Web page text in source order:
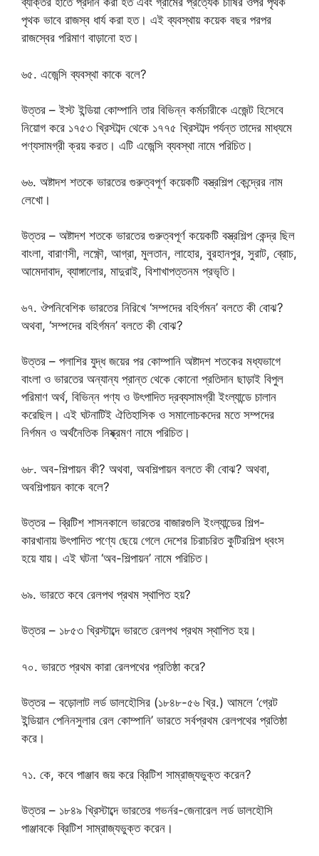
পৃথক ভাবে রাজস্ব ধার্য করা হত। এই ব্যবস্থায় কয়েক বছর পরপর
রাজস্বের পরিমাণ বাড়ানো হত।
৬৫. এজেন্সি ব্যবস্থা কাকে বলে?
উত্তর – ইস্ট ইন্ডিয়া কোম্পানি তার বিভিন্ন কর্মচারীকে এজেন্ট হিসেবে
নিয়োগ করে ১৭৫৩ খ্রিস্টাব্দ থেকে ১৭৭৫ খ্রিস্টাব্দ পর্যন্ত তাদের মাধ্যমে
পণ্যসামগ্রী ক্রয় করত। এটি এজেন্সি ব্যবস্থা নামে পরিচিত।
৬৬. অষ্টাদশ শতকে ভারতের গুরুত্বপূর্ণ কয়েকটি বস্ত্রশিল্প কেন্দ্রের নাম
লেখো।
উত্তর – অষ্টাদশ শতকে ভারতের গুরুত্বপূর্ণ কয়েকটি বস্ত্রশিল্প কেন্দ্র ছিল
বাংলা, বারাণসী, লক্ষ্ণৌ, আগ্রা, মুলতান, লাহোর, বুরহানপুর, সুরাট, ব্রোচ,
আমেদাবাদ, ব্যাঙ্গালোর, মাদুরাই, বিশাখাপত্তনম প্রভৃতি।
৬৭. ঔপনিবেশিক ভারতের নিরিখে ‘সম্পদের বহির্গমন’ বলতে কী বোঝ?
অথবা, ‘সম্পদের বহির্গমন’ বলতে কী বোঝ?
উত্তর – পলাশির যুদ্ধ জয়ের পর কোম্পানি অষ্টাদশ শতকের মধ্যভাগে
বাংলা ও ভারতের অন্যান্য প্রান্ত থেকে কোনো প্রতিদান ছাড়াই বিপুল
পরিমাণ অর্থ, বিভিন্ন পণ্য ও উৎপাদিত দ্রব্যসামগ্রী ইংল্যান্ডে চালান
করেছিল। এই ঘটনাটিই ঐতিহাসিক ও সমালোচকদের মতে সম্পদের
নির্গমন ও অর্থনৈতিক নিষ্ক্রমণ নামে পরিচিত।
৬৮. অব-শিল্পায়ন কী? অথবা, অবশিল্পায়ন বলতে কী বোঝ? অথবা,
অবশিল্পায়ন কাকে বলে?
উত্তর – ব্রিটিশ শাসনকালে ভারতের বাজারগুলি ইংল্যান্ডের শিল্প-
কারখানায় উৎপাদিত পণ্যে ছেয়ে গেলে দেশের চিরাচরিত কুটিরশিল্প ধ্বংস
হয়ে যায়। এই ঘটনা ‘অব-শিল্পায়ন’ নামে পরিচিত।
৬৯. ভারতে কবে রেলপথ প্রথম স্থাপিত হয়?
উত্তর – ১৮৫৩ খ্রিস্টাব্দে ভারতে রেলপথ প্রথম স্থাপিত হয়।
৭০. ভারতে প্রথম কারা রেলপথের প্রতিষ্ঠা করে?
উত্তর – বড়োলাট লর্ড ডালহৌসির (১৮৪৮-৫৬ খ্রি.) আমলে ‘গ্রেট
ইন্ডিয়ান পেনিনসুলার রেল কোম্পানি’ ভারতে সর্বপ্রথম রেলপথের প্রতিষ্ঠা
করে।
৭১. কে, কবে পাঞ্জাব জয় করে ব্রিটিশ সাম্রাজ্যভুক্ত করেন?
উত্তর – ১৮৪৯ খ্রিস্টাব্দে ভারতের গভর্নর-জেনারেল লর্ড ডালহৌসি
পাঞ্জাবকে ব্রিটিশ সাম্রাজ্যভুক্ত করেন।